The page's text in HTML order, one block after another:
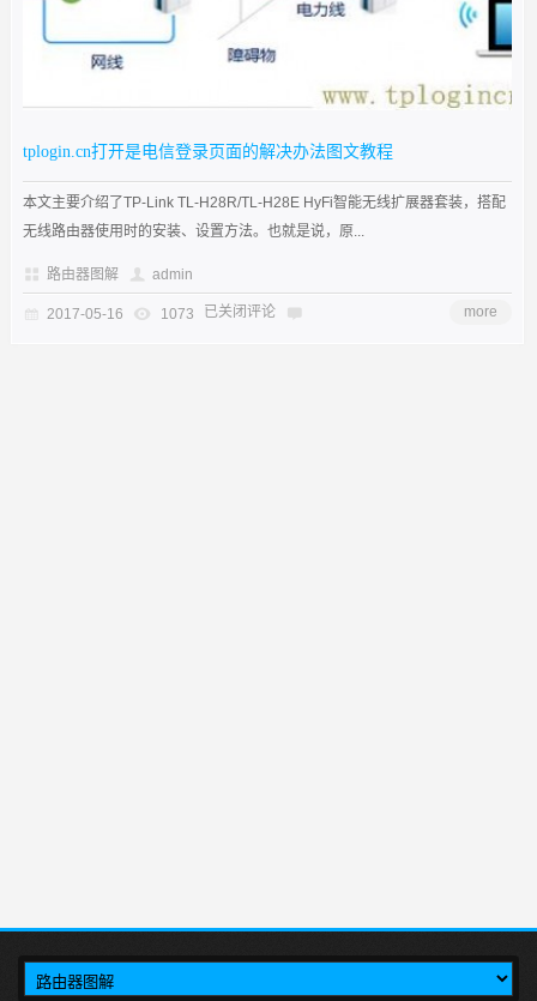
tplogin.cn打开是电信登录页面的解决办法图文教程
本文主要介绍了TP-Link TL-H28R/TL-H28E HyFi智能无线扩展器套装，搭配
无线路由器使用时的安装、设置方法。也就是说，原...
路由器图解 admin
2017-05-16 1073 已关闭评论 more